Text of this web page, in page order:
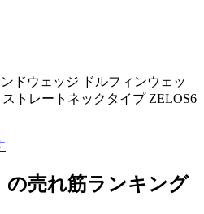
の売れ筋ランキング